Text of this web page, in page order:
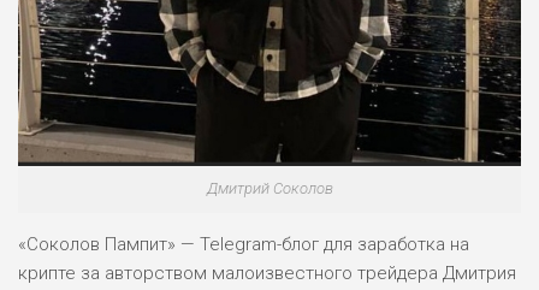
Дмитрий Соколов
«Соколов Пампит» — Telegram-блог для заработка на
крипте за авторством малоизвестного трейдера Дмитрия